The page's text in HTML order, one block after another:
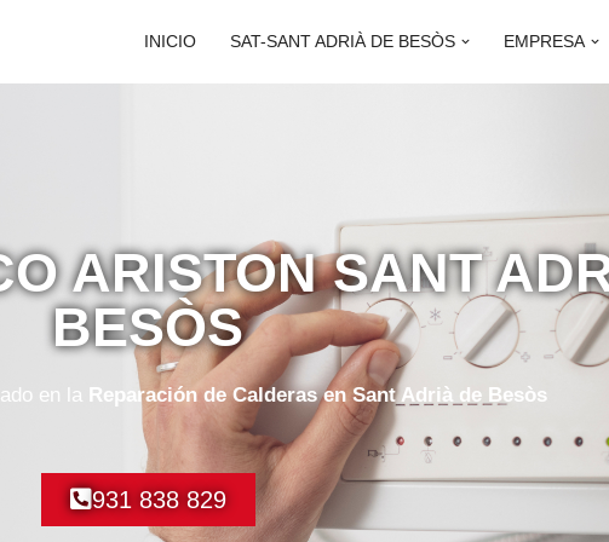
INICIO SAT-SANT ADRIÀ DE BESÒS EMPRESA
ARISTON SANT
BESÒS
en la Reparación de Calderas en Sant Adrià de Besòs
931 838 829